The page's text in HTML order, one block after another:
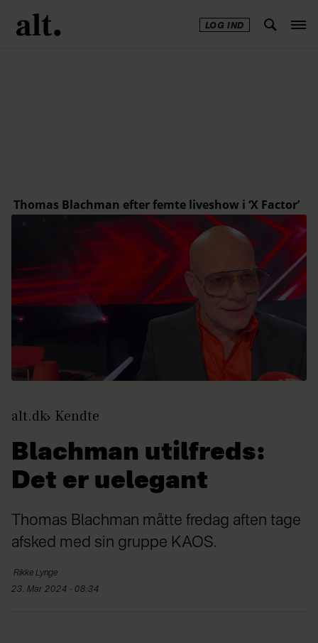
LOG IND
alt.dk Kendte
Blachman utilfreds:
Det er uelegant
Thomas Blachman måtte fredag aften tage
afsked med sin gruppe KAOS.
Rikke Lynge
23. Mar 2024 - 08:34